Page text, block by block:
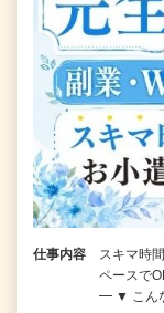
仕事内容
スキマ時
ペース
━ ▼ こん